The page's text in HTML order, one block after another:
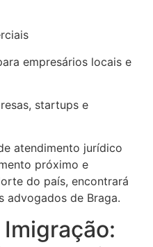
empresários locais e
startups e
atendimento jurídico
próximo e
do país, encontrará
advogados de Braga.